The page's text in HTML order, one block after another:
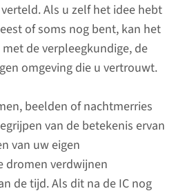
Als u zelf het idee hebt
of soms nog bent, kan het
de verpleegkundige, de
omgeving die u vertrouwt.
beelden of nachtmerries
van de betekenis ervan
van uw eigen
dromen verdwijnen
de tijd. Als dit na de IC nog
voor bij alle
ontslag van de IC.
zijn normaal en
loop van de tijd.
jaar tot een jaar